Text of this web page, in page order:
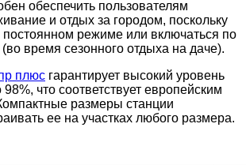
обеспечить пользователям
и отдых за городом, поскольку
постоянном режиме или включаться по
время сезонного отдыха на даче).
плюс гарантирует высокий уровень
98%, что соответствует европейским
размеры станции
ее на участках любого размера.